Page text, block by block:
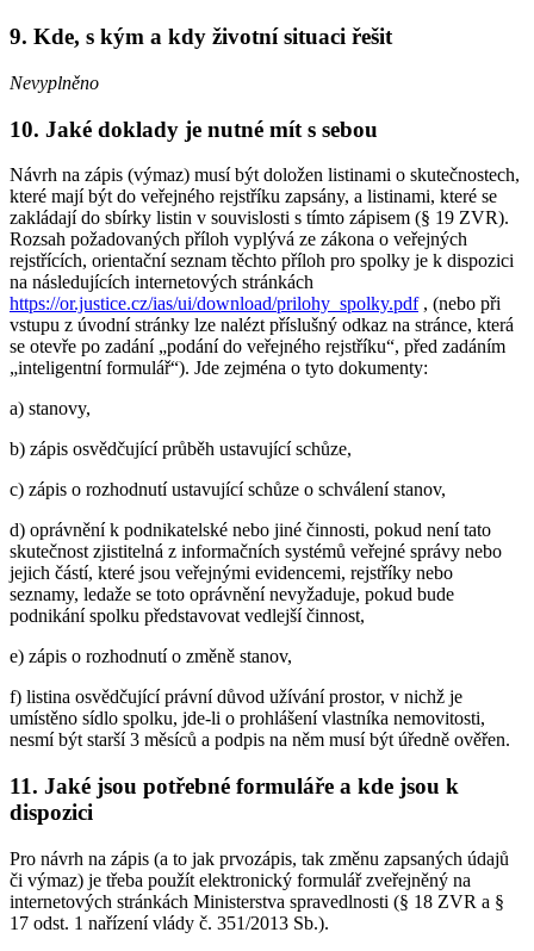
9. Kde, s kým a kdy životní situaci řešit
Nevyplněno
10. Jaké doklady je nutné mít s sebou
Návrh na zápis (výmaz) musí být doložen listinami o skutečnostech,
které mají být do veřejného rejstříku zapsány, a listinami, které se
zakládají do sbírky listin v souvislosti s tímto zápisem (§ 19 ZVR).
Rozsah požadovaných příloh vyplývá ze zákona o veřejných
rejstřících, orientační seznam těchto příloh pro spolky je k dispozici
na následujících internetových stránkách
https://or.justice.cz/ias/ui/download/prilohy_spolky.pdf, (nebo při
vstupu z úvodní stránky lze nalézt příslušný odkaz na stránce, která
se otevře po zadání „podání do veřejného rejstříku“, před zadáním
„inteligentní formulář“). Jde zejména o tyto dokumenty:
a) stanovy,
b) zápis osvědčující průběh ustavující schůze,
c) zápis o rozhodnutí ustavující schůze o schválení stanov,
d) oprávnění k podnikatelské nebo jiné činnosti, pokud není tato
skutečnost zjistitelná z informačních systémů veřejné správy nebo
jejich částí, které jsou veřejnými evidencemi, rejstříky nebo
seznamy, ledaže se toto oprávnění nevyžaduje, pokud bude
podnikání spolku představovat vedlejší činnost,
e) zápis o rozhodnutí o změně stanov,
f) listina osvědčující právní důvod užívání prostor, v nichž je
umístěno sídlo spolku, jde-li o prohlášení vlastníka nemovitosti,
nesmí být starší 3 měsíců a podpis na něm musí být úředně ověřen.
11. Jaké jsou potřebné formuláře a kde jsou k
dispozici
Pro návrh na zápis (a to jak prvozápis, tak změnu zapsaných údajů
či výmaz) je třeba použít elektronický formulář zveřejněný na
internetových stránkách Ministerstva spravedlnosti (§ 18 ZVR a §
17 odst. 1 nařízení vlády č. 351/2013 Sb.).